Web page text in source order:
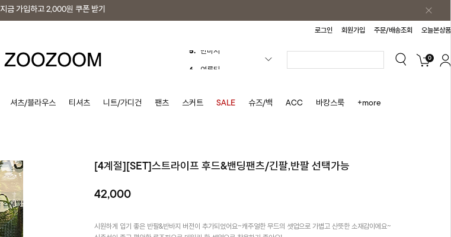
지금 가입하고 2,000원 쿠폰 받기
로그인 회원가입 주문/배송조회 오늘본상품
8.
블라우스
5. 반바지
0
셔츠/블라우스 티셔츠 니트/가디건 팬츠 스커트 SALE 슈즈/백 ACC 바캉스룩 +more
[4계절][SET]스트라이프 후드&밴딩팬츠/긴팔,반팔 선택가능
42,000
시원하게 입기 좋은 반팔&반바지 버전이 추가되었어요~캐주얼한 무드의 셋업으로 가볍고 산뜻한 소재감이에요~